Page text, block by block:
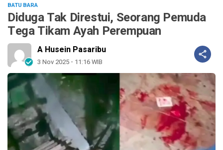
BATU BARA
Diduga Tak Direstui, Seorang Pemuda
Tega Tikam Ayah Perempuan
A Husein Pasaribu
3 Nov 2025 - 11:16 WIB